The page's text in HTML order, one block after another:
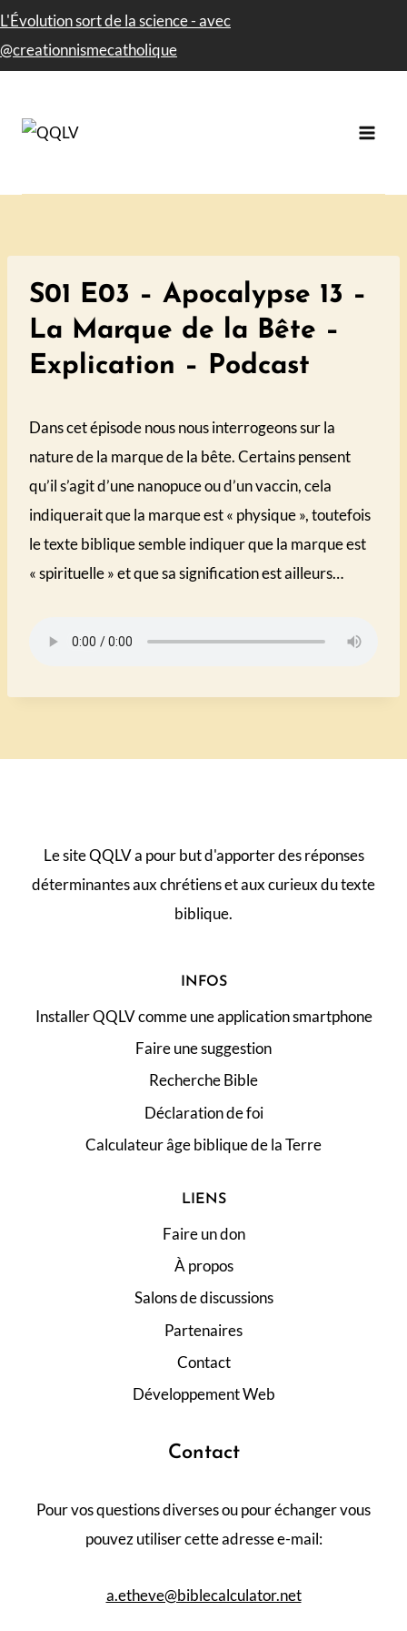
Aller
au
contenu
L'Évolution sort de la science - avec​
@creationnismecatholique
S01 E03 – Apocalypse 13 –
La Marque de la Bête –
Explication – Podcast
Dans cet épisode nous nous interrogeons sur la
nature de la marque de la bête. Certains pensent
qu’il s’agit d’une nanopuce ou d’un vaccin, cela
indiquerait que la marque est « physique », toutefois
le texte biblique semble indiquer que la marque est
« spirituelle » et que sa signification est ailleurs…
Le site QQLV a pour but d'apporter des réponses
déterminantes aux chrétiens et aux curieux du texte
biblique.
INFOS
Installer QQLV comme une application smartphone
Faire une suggestion
Recherche Bible
Déclaration de foi
Calculateur âge biblique de la Terre
LIENS
Faire un don
À propos
Salons de discussions
Partenaires
Contact
Développement Web
Contact
Pour vos questions diverses ou pour échanger vous
pouvez utiliser cette adresse e-mail:
a.etheve@biblecalculator.net